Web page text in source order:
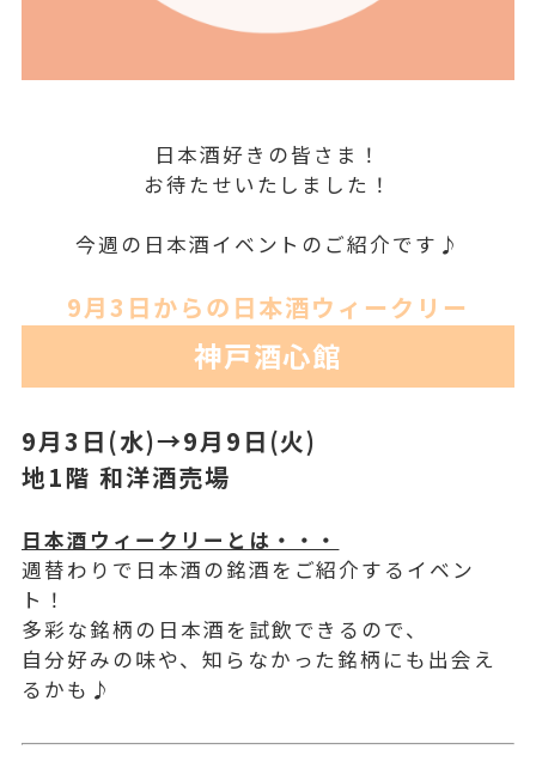
日本酒好きの皆さま！
お待たせいたしました！
今週の日本酒イベントのご紹介です♪
9月3日からの日本酒ウィークリー
神戸酒心館
9月3日(水)→9月9 日(火)
地1階 和洋酒売場
日本酒ウィークリーとは・・・
週替わりで日本酒の銘酒をご紹介するイベン
ト！
多彩な銘柄の日本酒を試飲できるので、
自分好みの味や、知らなかった銘柄にも出会え
るかも♪